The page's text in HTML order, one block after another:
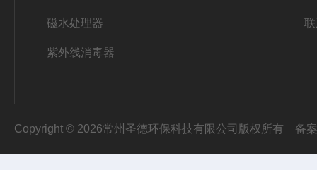
磁水处理器
紫外线消毒器
Copyright © 2026常州圣德环保科技有限公司版权所有 备